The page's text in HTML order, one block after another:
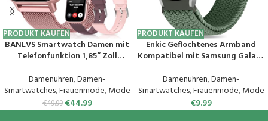
PRODUKT KAUFEN
BANLVS Smartwatch Damen mit
Telefonfunktion 1,85“ Zoll
Herzfrequenz, Schlafmonitor,
Menstruationszyklus, IP68
wasserdichte Sportuhr für iOS
und Android (Rosa)
Damenuhren,Damen-
Smartwatches,Frauenmode,Mode
€49.99 €44.99
PRODUKT KAUFEN
Enkic Geflochtenes Armband
Kompatibel mit Samsung Galaxy
44mm/Galaxy Watch 5 Pro
45mm/Watch 6 Classic/Watch 4
Classic, Elastisch Uhrenarmband
Sport Loop Ersatzarmband für
Damenuhren,Damen-
Smartwatches,Frauenmode,Mode
€9.99